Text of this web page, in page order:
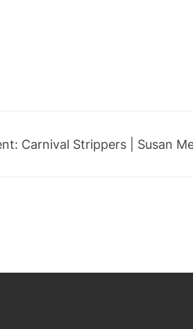
Carnival Strippers | Susan